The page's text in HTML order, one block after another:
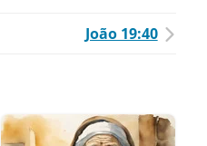
João 19:40